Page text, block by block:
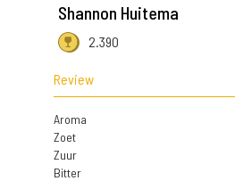
Shannon Huitema
2.390
Review
Aroma
Zoet
Zuur
Bitter